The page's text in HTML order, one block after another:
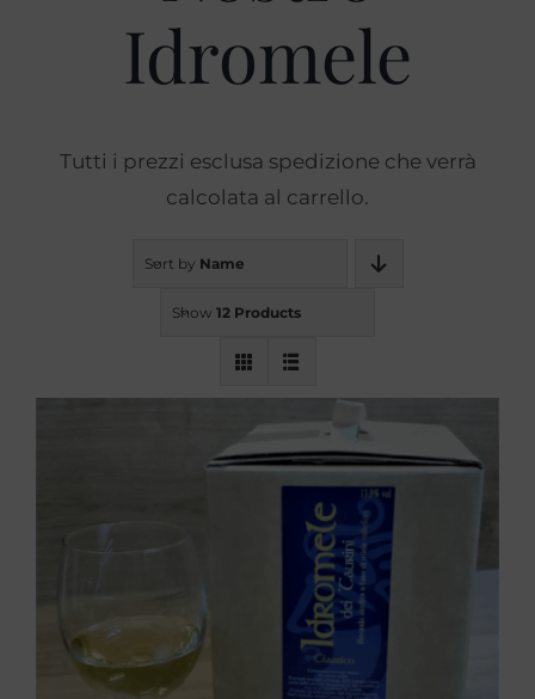
Idromele
Tutti i prezzi esclusa spedizione che verrà
calcolata al carrello.
Sort by Name
Show 12 Products